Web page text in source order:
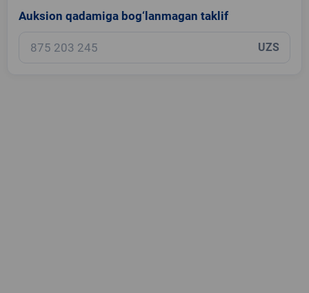
Auksion qadamiga bog‘lanmagan taklif
UZS